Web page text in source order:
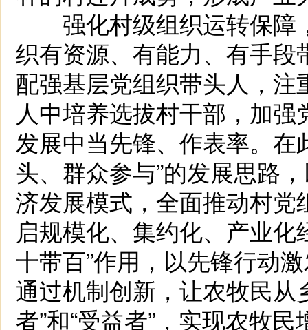
强化村级组织运转保障
织有资源、有能力、有手
配强基层党组织带头人，
人中培养选拔村干部，加
发展中当先锋、作表率。在
头、群众参与”的发展思路
济发展模式，全面推动村
启规模化、集约化、产业
十带百”作用，以先锋行动
通过机制创新，让农牧民从
者”和“受益者”，实现农牧